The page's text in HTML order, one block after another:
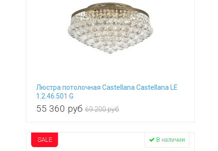
Люстра потолочная Castellana Castellana LE
1.2.46.501 G
55 360 руб 69 200 руб
SALE В наличии